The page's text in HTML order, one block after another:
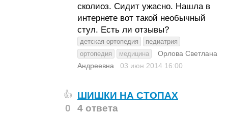
сколиоз. Сидит ужасно. Нашла в
интернете вот такой необычный
стул. Есть ли отзывы?
детская ортопедия
педиатрия
ортопедия
медицина
Орлова Светлана
Андреевна
03 июн 2014 16:00
👍
0
ШИШКИ НА СТОПАХ
4 ответа